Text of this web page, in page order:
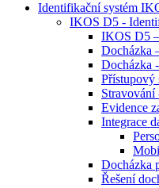
Identifikační systém
IKOS D5 -
IKOS D5
Docházka
Docházka
Přístupový
Stravování
Evidence
Integrace
Docházka
Řešení